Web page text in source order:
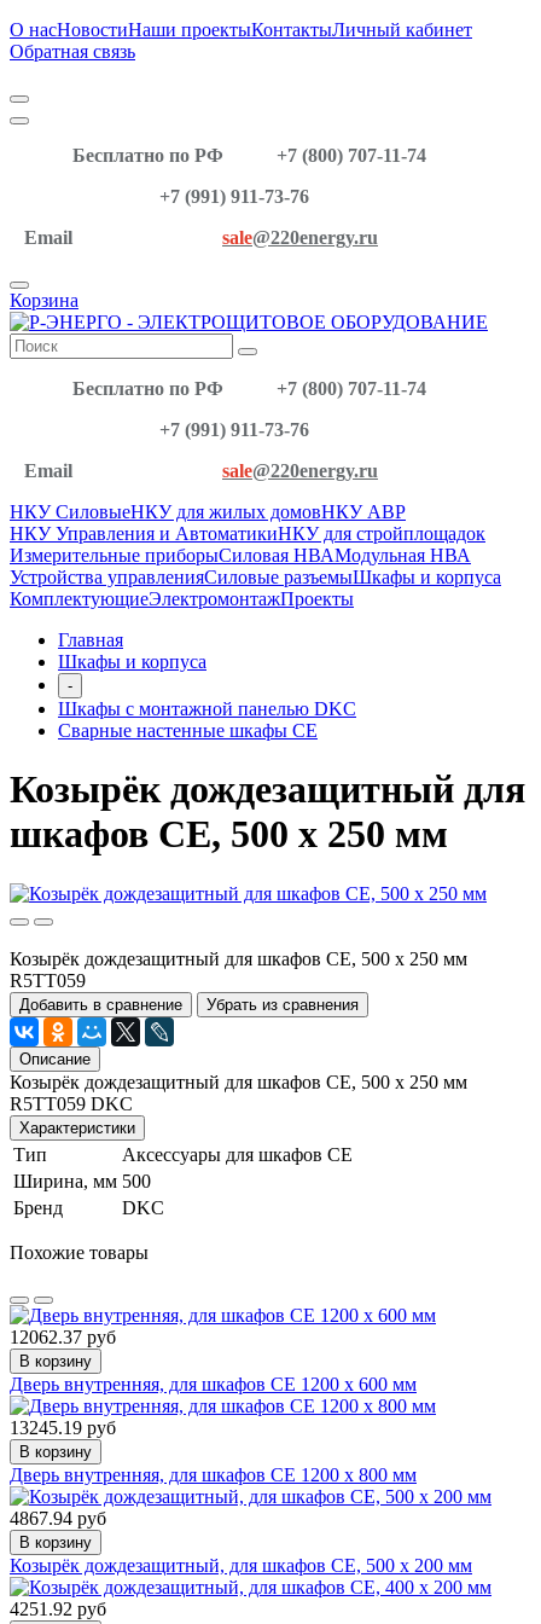
О насНовостиНаши проектыКонтактыЛичный кабинет
Обратная связь
Бесплатно по РФ
+7 (800) 707-11-74
+7 (991) 911-73-76
Email
sale@220energy.ru
Корзина
Бесплатно по РФ
+7 (800) 707-11-74
+7 (991) 911-73-76
Email
sale@220energy.ru
НКУ СиловыеНКУ для жилых домовНКУ АВР
НКУ Управления и АвтоматикиНКУ для стройплощадок
Измерительные приборыСиловая НВАМодульная НВА
Устройства управленияСиловые разъемыШкафы и корпуса
КомплектующиеЭлектромонтажПроекты
Главная
Шкафы и корпуса
-
Шкафы с монтажной панелью DKC
Сварные настенные шкафы СЕ
Козырёк дождезащитный для
шкафов CE, 500 x 250 мм
Козырёк дождезащитный для шкафов CE, 500 x 250 мм
R5TT059
Добавить в сравнение Убрать из сравнения
Описание
Козырёк дождезащитный для шкафов CE, 500 x 250 мм
R5TT059 DKC
Характеристики
Тип
Аксессуары для шкафов CE
Ширина, мм 500
Бренд
DKC
Похожие товары
12062.37 руб
В корзину
Дверь внутренняя, для шкафов CE 1200 x 600 мм
13245.19 руб
В корзину
Дверь внутренняя, для шкафов CE 1200 x 800 мм
4867.94 руб
В корзину
Козырёк дождезащитный, для шкафов CE, 500 x 200 мм
4251.92 руб